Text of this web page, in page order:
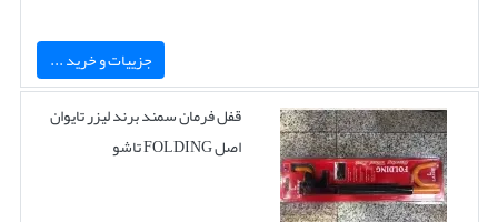
جزییات و خرید ...
قفل فرمان سمند برند لیزر تایوان
اصل FOLDING تاشو